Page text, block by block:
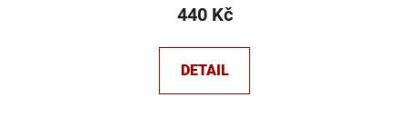
440 Kč
DETAIL